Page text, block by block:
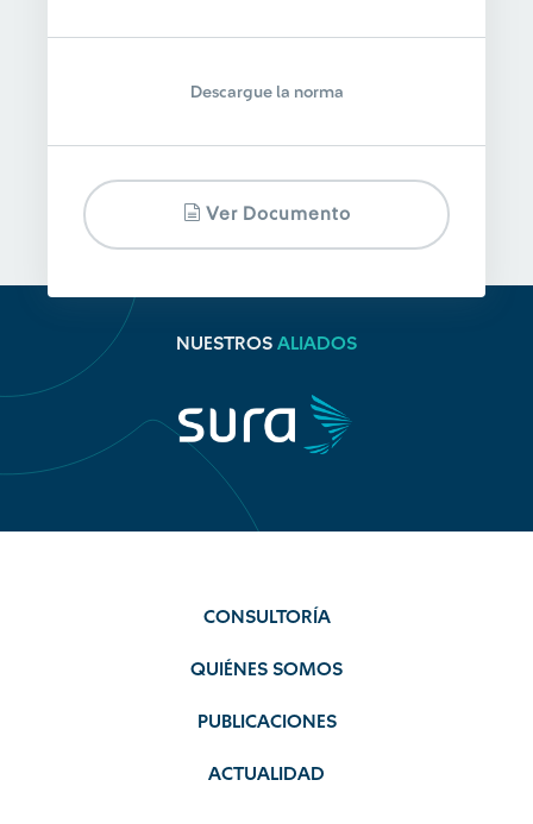
Descargue la norma
Ver Documento
NUESTROS ALIADOS
CONSULTORÍA
QUIÉNES SOMOS
PUBLICACIONES
ACTUALIDAD